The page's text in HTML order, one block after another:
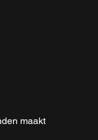
maakt